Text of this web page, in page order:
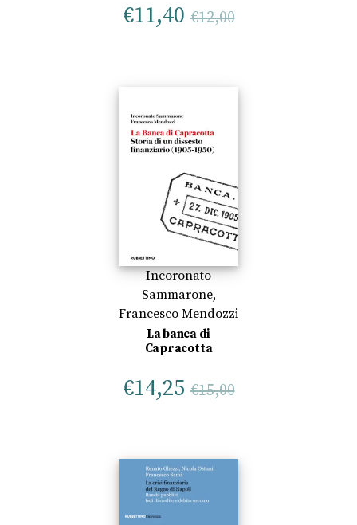
€11,40 €12,00
Incoronato
Sammarone,
Francesco Mendozzi
La banca di
Capracotta
€14,25 €15,00